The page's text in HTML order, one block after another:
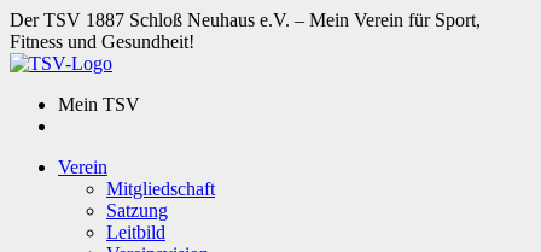
Der TSV 1887 Schloß Neuhaus e.V. – Mein Verein für Sport,
Fitness und Gesundheit!
Mein TSV
Verein
Mitgliedschaft
Satzung
Leitbild